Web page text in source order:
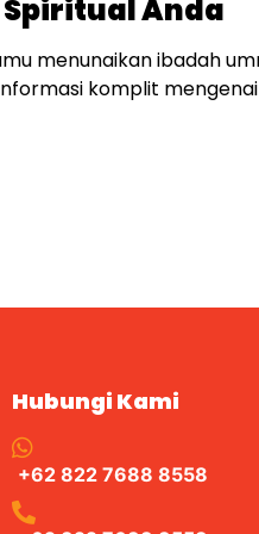
Anda
menunaikan ibadah
komplit
Hubungi Kami
+62 822 7688 8558